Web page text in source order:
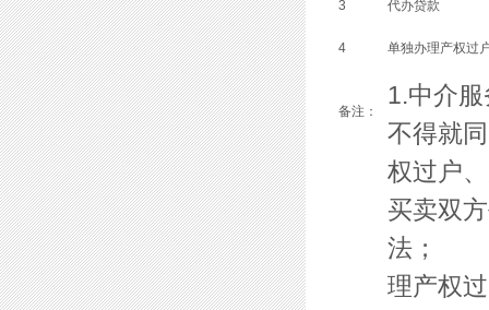
3
代办贷款
4 单独办理产权过
备注：
1.中介
不得就
权过户
买卖双
法
理产权